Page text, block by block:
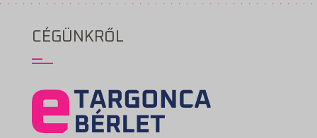
CÉGÜNKRŐL